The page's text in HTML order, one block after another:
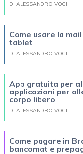
DI ALESSANDRO VOCI
Come usare la
tablet
DI ALESSANDRO VOCI
App gratuita per
applicazioni per
corpo libero
DI ALESSANDRO VOCI
Come pagare in
bancomat e